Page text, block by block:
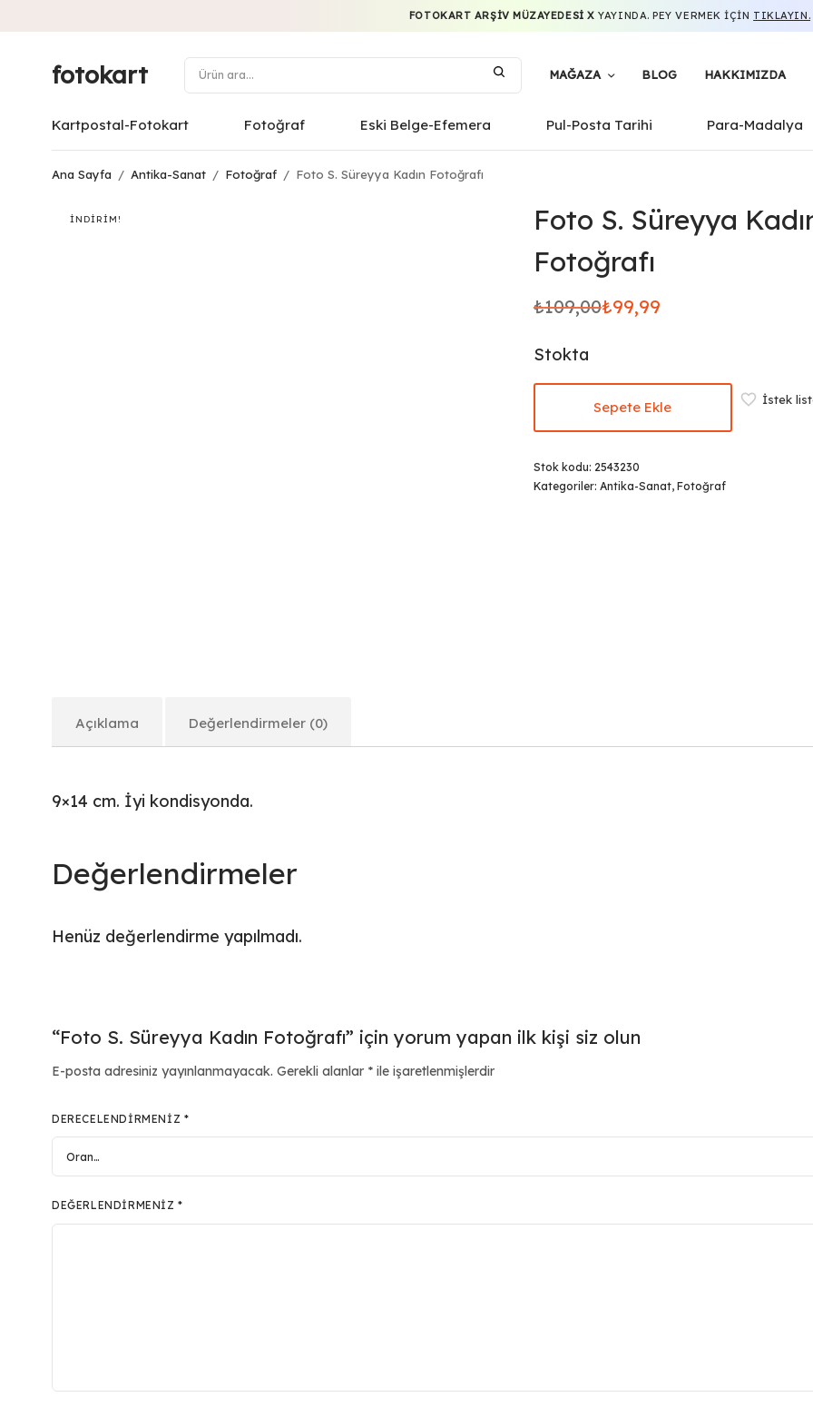
FOTOKART ARŞIV MÜZAYEDESI X YAYINDA. PEY VERMEK IÇIN TIKLAYIN.
fotokart MAĞAZA BLOG HAKKIMIZDA
Kartpostal-Fotokart Fotoğraf Eski Belge-Efemera Pul-Posta Tarihi Para-Madalya
Ana Sayfa / Antika-Sanat / Fotoğraf / Foto S. Süreyya Kadın Fotoğrafı
İNDIRIM!
Foto S. Süreyya
Fotoğrafı
₺109,00
Orijinal
₺109,00.
₺99,99
Şu
fiyat:
₺99,99.
Stokta
Sepete Ekle İstek
Stok kodu: 2543230
Kategoriler: Antika-Sanat, Fotoğraf
Açıklama Değerlendirmeler (0)
9×14 cm. İyi kondisyonda.
Değerlendirmeler
Henüz değerlendirme yapılmadı.
“Foto S. Süreyya Kadın Fotoğrafı” için yorum yapan ilk kişi siz olun
E-posta adresiniz yayınlanmayacak. Gerekli alanlar * ile işaretlenmişlerdir
DERECELENDIRMENIZ *
DEĞERLENDIRMENIZ*